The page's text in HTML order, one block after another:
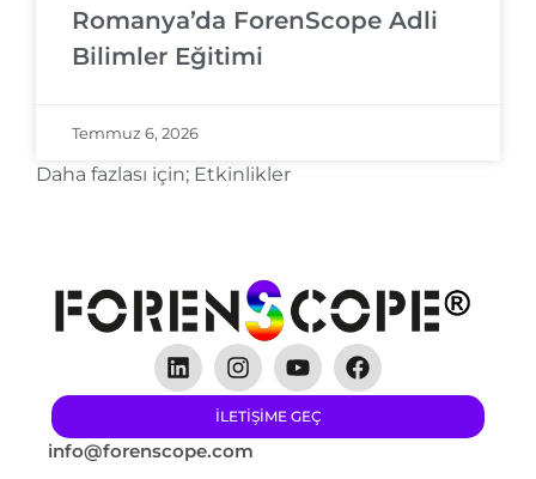
Romanya’da ForenScope Adli
Bilimler Eğitimi
Temmuz 6, 2026
Daha fazlası için; Etkinlikler
ILETIŞIME GEÇ
info@forenscope.com